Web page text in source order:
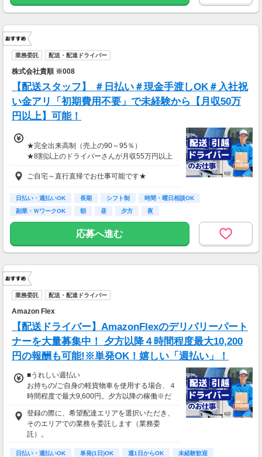
を貯金にまわすことができます！
▼月収例
27万6,575円
＝(時給1,300円×8h＋残業1h)×23日
▼貯金の目安
住まい ：無料
水道光熱費：無料
Wi-Fi代 ：無料
食費 ：無料
そのほか ：1.5万円
社会保険 ：3万円
支出合計 ：5万円
短期でお金を貯めたい方にはピッタリ！
★お仕事開始までの流れ★
のお仕事へ応募（面接なし）→お仕事開始
業務委託 配送・配達ドライバー
株式会社貴順 ※008
【配送スタッフ】 ＃日払い＃現金手渡しOK＃入社祝
い金アリ「初期費用不要」で未経験から【月収50万
円以上】可能！
★完全出来高制（売上の90～95％）
★8割以上のドライバーさんが月収55万円以上
★支度金5～25万円補助あり（規定有）
★選べる入社祝い金アリ
⇒「初回稼働1か月後に3万円」or「1年後に10
万円」or「2年後に20万円」選べます！
ご都合にあわせてルートや個数は調整可能！
※1日2万円保証の案件もあり！
＊週払い可能（勤務の翌週にお支払い）
＊現金手渡し・日払いご相談OK
＊前払い制度あり（稼働分のみ）
【日収例】
売上2万1600円（1個160円×135個）×90％=約
1万9000円
売上65万2800円(1個160円×170個×24日)×90％
=58万7520円
※上記は一例です。
ご自宅～直行直帰でお仕事可能です★
日払い・週払いOK 長期 シフト制
時間・曜日相談OK
副業・ＷワークOK
朝 昼 夕方 夜
応募へ進む
業務委託 配送・配達ドライバー
Amazon Flex
【配送ドライバー】AmazonFlexのデリバリーパート
ナーを大量募集中！ 夕方以降４時間程度最大10,200
円の報酬も可能!※単発OK！嬉しい「週払い」！
■うれしい週払い
お持ちの/ご自身の軽貨物車を使用する場合、４
時間程度で最大9,600円。夕方以降の稼働※だ
と４時間程度で最大10,200円の報酬が獲得可
能！給与ではなく、委託業務に応じた報酬をお
支払いする業務委託のお仕事です。うれしい週
払い。
登録の際に、希望配達エリアを選択いただき、
そのエリアでの業務を委託します（業務委
託）。
日払い・週払いOK 単発(1日)OK 週1日からOK
未経験歓迎